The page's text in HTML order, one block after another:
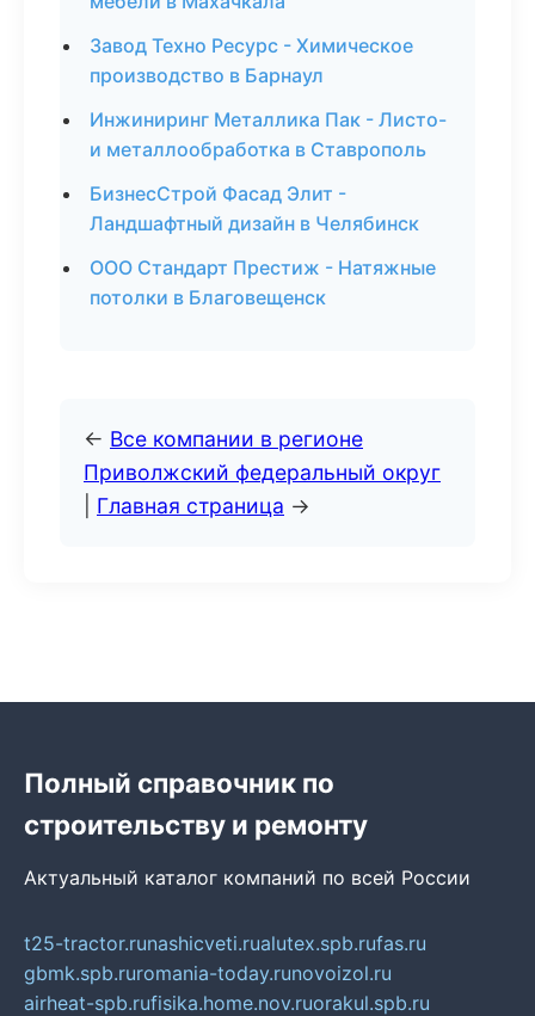
Завод Техно Ресурс - Химическое
производство в Барнаул
Инжиниринг Металлика Пак - Листо-
и металлообработка в Ставрополь
БизнесСтрой Фасад Элит -
Ландшафтный дизайн в Челябинск
ООО Стандарт Престиж - Натяжные
потолки в Благовещенск
← Все компании в регионе
Приволжский федеральный округ
Главная страница →
Полный справочник по
строительству и ремонту
Актуальный каталог компаний по всей России
t25-tractor.runashicveti.rualutex.spb.rufas.ru
gbmk.spb.ruromania-today.runovoizol.ru
airheat-spb.rufisika.home.nov.ruorakul.spb.ru